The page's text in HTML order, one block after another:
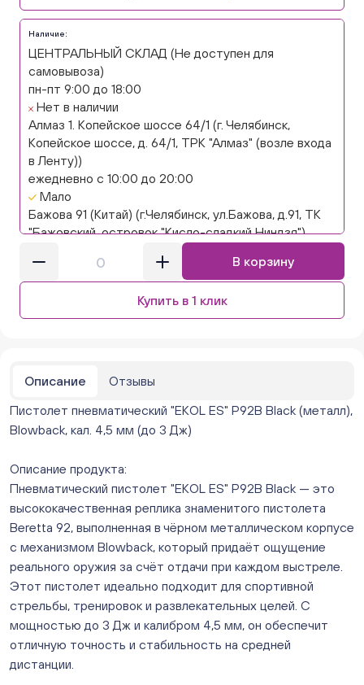
Наличие:
ЦЕНТРАЛЬНЫЙ СКЛАД (Не доступен для
самовывоза)
пн-пт 9:00 до 18:00
Нет в наличии
Алмаз 1. Копейское шоссе 64/1 (г. Челябинск,
Копейское шоссе, д. 64/1, ТРК "Алмаз" (возле входа
в Ленту))
ежедневно с 10:00 до 20:00
Мало
Бажова 91 (Китай) (г.Челябинск, ул.Бажова, д.91, ТК
"Бажовский, островок "Кисло-сладкий Ниндзя")
ежедневно с 10:00 до 20:00
Нет в наличии
Бажова 91 Цветы (г. Челябинск, ул.Бажова, д91/1 (на
ежедневно с 10:00 до 20:00
ежедневно с 10:00 до 20:00
Краснопольский 13г (Цветы) (Краснопольский, 13Г)
ежедневно с 10:00 до 20:00
Молния Зоопарк - Труда,166 (ул. Труда,166/5)
ежедневно с 10:00 до 20:00
Невский. Черкасская 17 (г. Челябинск, ул.
Черкасская, д.17/1, за ТК "Невский")
ежедневно с 10:00 до 20:00
Мало
Овчинникова, д 12 (Челябинск, улица Овчинникова,
12А)
ежедневно с 10:00 до 20:00
Нет в наличии
Слава. Копейск, пр.Славы 8/1 (Копейск, пр. Славы
В корзину
Купить в 1 клик
Описание
Отзывы
Пистолет пневматический "EKOL ES" Р92В Black (металл),
Blowback, кал. 4,5 мм (до 3 Дж)
Описание продукта:
Пневматический пистолет "EKOL ES" Р92В Black — это
высококачественная реплика знаменитого пистолета
Beretta 92, выполненная в чёрном металлическом корпусе
с механизмом Blowback, который придаёт ощущение
реального оружия за счёт отдачи при каждом выстреле.
Этот пистолет идеально подходит для спортивной
стрельбы, тренировок и развлекательных целей. С
мощностью до 3 Дж и калибром 4,5 мм, он обеспечит
отличную точность и стабильность на средней
дистанции.